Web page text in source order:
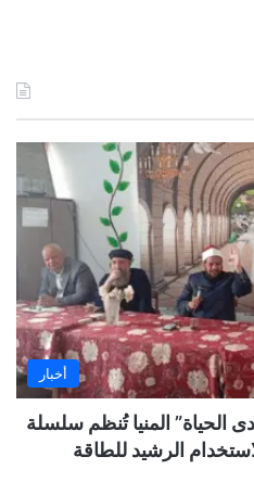
أخبار
الحياة” المنيا تُنظم سلسلة
الرشيد للطاقة